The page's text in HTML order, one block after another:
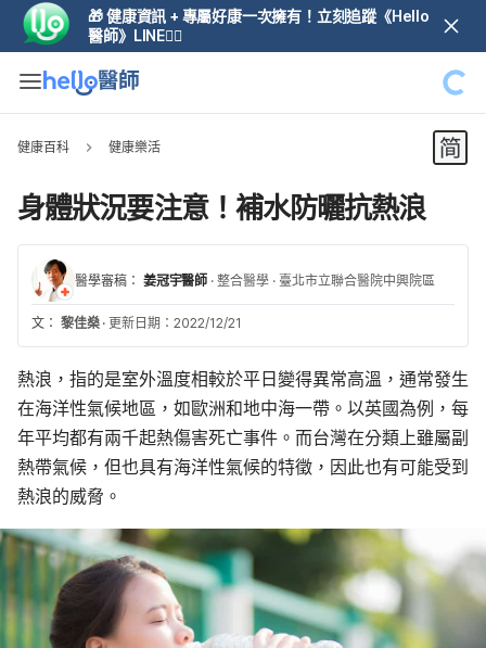
🎁 健康資訊 + 專屬好康一次擁有！立刻追蹤《Hello
醫師》LINE👆🏼
健康百科 健康樂活
身體狀況要注意！補水防曬抗熱浪
醫學審稿： 姜冠宇醫師 · 整合醫學 · 臺北市立聯合醫院中興院區
文： 黎佳燊 · 更新日期：2022/12/21
熱浪，指的是室外溫度相較於平日變得異常高溫，通常發生
在海洋性氣候地區，如歐洲和地中海一帶。以英國為例，每
年平均都有兩千起熱傷害死亡事件。而台灣在分類上雖屬副
熱帶氣候，但也具有海洋性氣候的特徵，因此也有可能受到
熱浪的威脅。